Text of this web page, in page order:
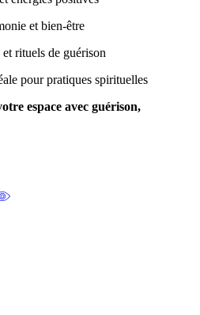
et bien-être
rituels de guérison
pour pratiques spirituelles
espace avec guérison,